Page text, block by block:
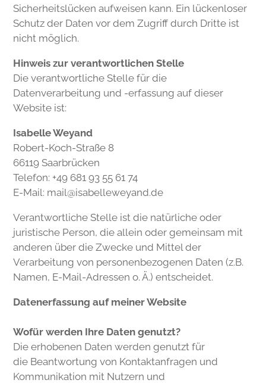
Sicherheitslücken aufweisen kann. Ein lückenloser
Schutz der Daten vor dem Zugriff durch Dritte ist
nicht möglich.
Hinweis zur verantwortlichen Stelle
Die verantwortliche Stelle für die
Datenverarbeitung und -erfassung auf dieser
Website ist:
Isabelle Weyand
Robert-Koch-Straße 8
66119 Saarbrücken
Telefon: +49 681 93 55 61 74
E-Mail: mail@isabelleweyand.de
Verantwortliche Stelle ist die natürliche oder
juristische Person, die allein oder gemeinsam mit
anderen über die Zwecke und Mittel der
Verarbeitung von personenbezogenen Daten (z.B.
Namen, E-Mail-Adressen o. Ä.) entscheidet.
Datenerfassung auf meiner Website
Wofür werden Ihre Daten genutzt?
Die erhobenen Daten werden genutzt für
die Beantwortung von Kontaktanfragen und
Kommunikation mit Nutzern und